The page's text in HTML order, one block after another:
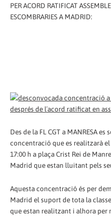
PER ACORD RATIFICAT
ESCOMBRARIES A MADRID:
Des de la FL CGT a MANRESA
concentració que es realitzarà
17:00 h a plaça Crist Rei de
Madrid que estan lluitant pels
Aquesta concentració és per
Madrid el suport de tota la
que estan realitzant i alhora per